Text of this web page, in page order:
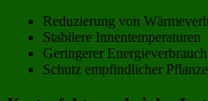
Reduzierung von
Stabilere Innentemperaturen
Geringerer Energieverbrauch
Schutz empfindlicher